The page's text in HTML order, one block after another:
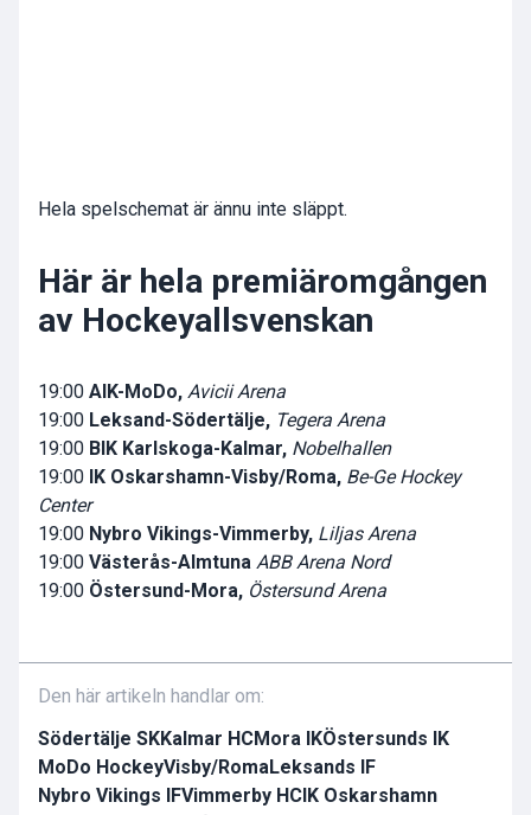
Hela spelschemat är ännu inte släppt.
Här är hela premiäromgången
av Hockeyallsvenskan
19:00 AIK-MoDo, Avicii Arena
19:00 Leksand-Södertälje, Tegera Arena
19:00 BIK Karlskoga-Kalmar, Nobelhallen
19:00 IK Oskarshamn-Visby/Roma, Be-Ge Hockey
Center
19:00 Nybro Vikings-Vimmerby, Liljas Arena
19:00 Västerås-Almtuna ABB Arena Nord
19:00 Östersund-Mora, Östersund Arena
Den här artikeln handlar om:
Södertälje SKKalmar HCMora IKÖstersunds IK
MoDo HockeyVisby/RomaLeksands IF
Nybro Vikings IFVimmerby HC IK Oskarshamn